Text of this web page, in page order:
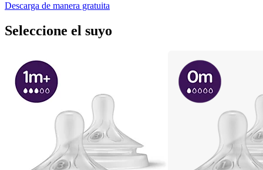
Descarga de manera gratuita
Seleccione el suyo